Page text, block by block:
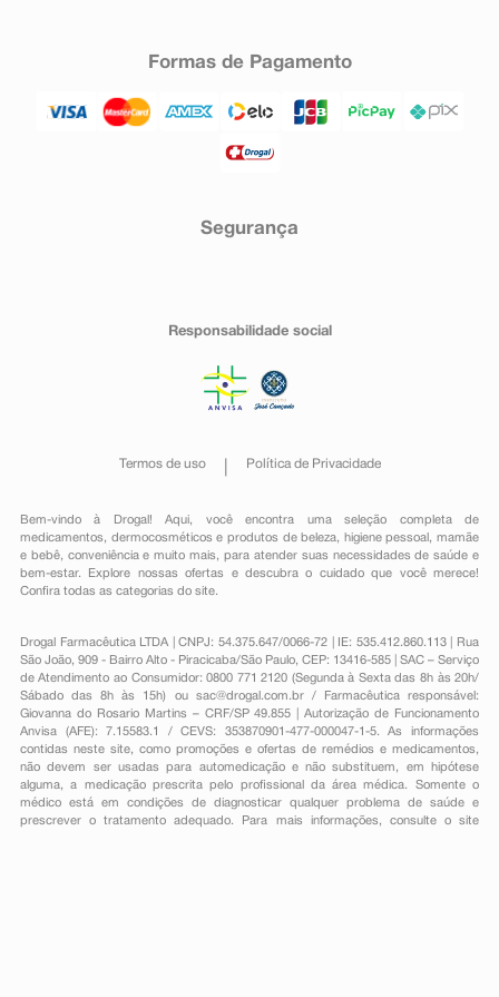
Formas de Pagamento
Segurança
Responsabilidade social
Termos de uso Política de Privacidade
Bem-vindo à Drogal! Aqui, você encontra uma seleção completa de
medicamentos , dermocosméticos e produtos de beleza, higiene pessoal ,mamãe
e bebê, conveniênciae muito mais, para atender suas necessidades de saúde e
bem-estar. Explore nossas ofertas e descubra o cuidado que você merece!
Confira todas as categorias do site.
Drogal Farmacêutica LTDA | CNPJ: 54.375.647/0066-72 | IE: 535.412.860.113 | Rua
São João, 909 - Bairro Alto - Piracicaba/São Paulo, CEP: 13416-585 | SAC – Serviço
de Atendimento ao Consumidor: 0800 771 2120 (Segunda à Sexta das 8h às 20h/
Sábado das 8h às 15h) ou sac@drogal.com.br/ Farmacêutica responsável:
Giovanna do Rosario Martins – CRF/SP 49.855 | Autorização de Funcionamento
Anvisa (AFE): 7.15583.1 / CEVS: 353870901-477-000047-1-5. As informações
contidas neste site, como promoções e ofertas de remédios e medicamentos,
não devem ser usadas para automedicação e não substituem, em hipótese
alguma, a medicação prescrita pelo profissional da área médica. Somente o
médico está em condições de diagnosticar qualquer problema de saúde e
prescrever o tratamento adequado. Para mais informações, consulte o site